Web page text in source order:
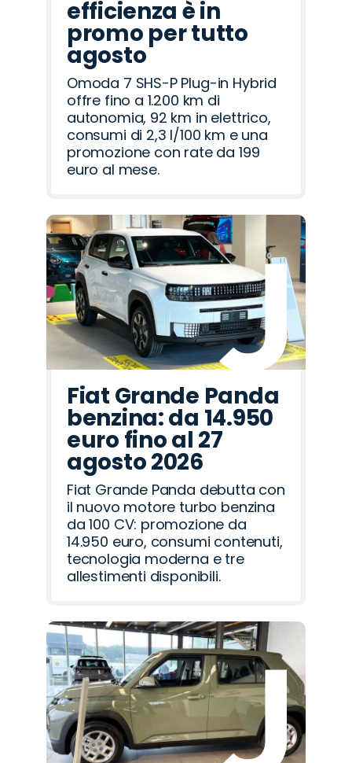
efficienza è in
promo per tutto
agosto
Omoda 7 SHS-P Plug-in Hybrid
offre fino a 1.200 km di
autonomia, 92 km in elettrico,
consumi di 2,3 l/100 km e una
promozione con rate da 199
euro al mese.
Fiat Grande Panda
benzina: da 14.950
euro fino al 27
agosto 2026
Fiat Grande Panda debutta con
il nuovo motore turbo benzina
da 100 CV: promozione da
14.950 euro, consumi contenuti,
tecnologia moderna e tre
allestimenti disponibili.